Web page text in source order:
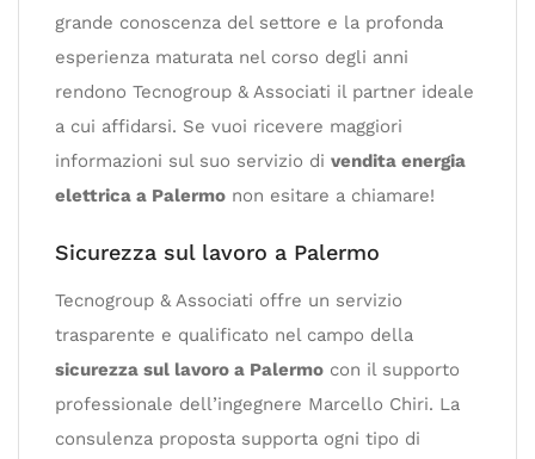
grande conoscenza del settore e la profonda
esperienza maturata nel corso degli anni
rendono Tecnogroup & Associati il partner ideale
a cui affidarsi. Se vuoi ricevere maggiori
informazioni sul suo servizio di vendita energia
elettrica a Palermo non esitare a chiamare!
Sicurezza sul lavoro a Palermo
Tecnogroup & Associati offre un servizio
trasparente e qualificato nel campo della
sicurezza sul lavoro a Palermo con il supporto
professionale dell’ingegnere Marcello Chiri. La
consulenza proposta supporta ogni tipo di